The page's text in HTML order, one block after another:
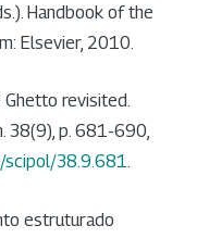
Handbook of the
Elsevier, 2010.
Ghetto revisited.
38(9), p. 681-690,
38.9.681.
estruturado